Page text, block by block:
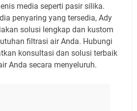
media seperti pasir silika.
penyaring yang tersedia, Ady
solusi lengkap dan kustom
filtrasi air Anda. Hubungi
konsultasi dan solusi terbaik
Anda secara menyeluruh.